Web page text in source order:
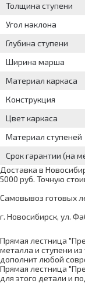
Толщина ступени
Угол наклона
Глубина ступени
Ширина марша
Материал каркаса
Конструкция
Цвет каркаса
Материал ступеней
Срок гарантии (на
Доставка в
5000 руб. Точную
Самовывоз готовых
г. Новосибирск, ул.
Прямая лестница
металла и ступени
дополнит любой
Прямая лестница
для этого детали и